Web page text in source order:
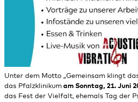
Unter dem Motto „Gemeinsam klingt
das Pfalzklinikumam Sonntag, 21. Juni
das Fest der Vielfalt, ehemals Tag der